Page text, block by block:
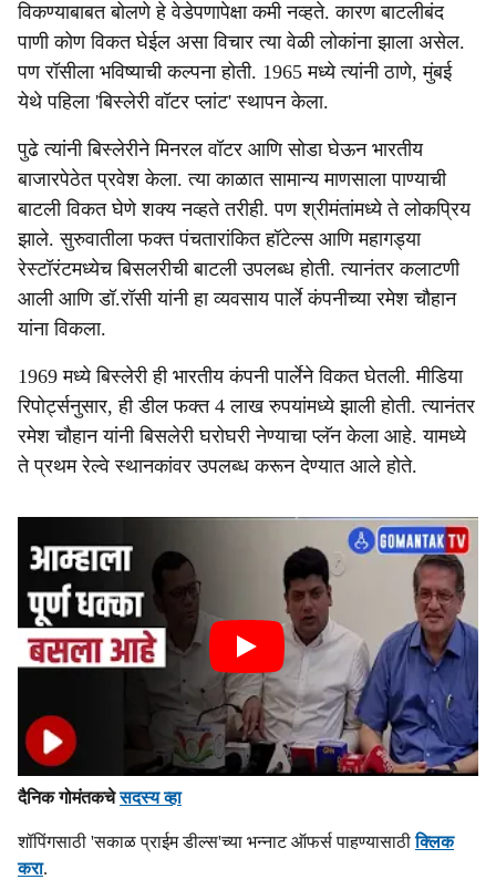
विकण्याबाबत बोलणे हे वेडेपणापेक्षा कमी नव्हते. कारण बाटलीबंद
पाणी कोण विकत घेईल असा विचार त्या वेळी लोकांना झाला असेल.
पण रॉसीला भविष्याची कल्पना होती. 1965 मध्ये त्यांनी ठाणे, मुंबई
येथे पहिला 'बिस्लेरी वॉटर प्लांट' स्थापन केला.
पुढे त्यांनी बिस्लेरीने मिनरल वॉटर आणि सोडा घेऊन भारतीय
बाजारपेठेत प्रवेश केला. त्या काळात सामान्य माणसाला पाण्याची
बाटली विकत घेणे शक्य नव्हते तरीही. पण श्रीमंतांमध्ये ते लोकप्रिय
झाले. सुरुवातीला फक्त पंचतारांकित हॉटेल्स आणि महागड्या
रेस्टॉरंटमध्येच बिसलरीची बाटली उपलब्ध होती. त्यानंतर कलाटणी
आली आणि डॉ.रॉसी यांनी हा व्यवसाय पार्ले कंपनीच्या रमेश चौहान
यांना विकला.
1969 मध्ये बिस्लेरी ही भारतीय कंपनी पार्लेने विकत घेतली. मीडिया
रिपोर्ट्सनुसार, ही डील फक्त 4 लाख रुपयांमध्ये झाली होती. त्यानंतर
रमेश चौहान यांनी बिसलेरी घरोघरी नेण्याचा प्लॅन केला आहे. यामध्ये
ते प्रथम रेल्वे स्थानकांवर उपलब्ध करून देण्यात आले होते.
दैनिक गोमंतकचेसदस्य व्हा
शॉपिंगसाठी 'सकाळ प्राईम डील्स'च्या भन्नाट ऑफर्स पाहण्यासाठीक्लिक
करा.